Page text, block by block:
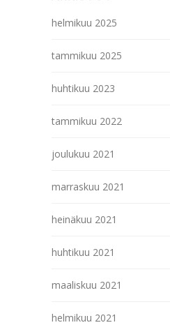
helmikuu 2025
tammikuu 2025
huhtikuu 2023
tammikuu 2022
joulukuu 2021
marraskuu 2021
heinäkuu 2021
huhtikuu 2021
maaliskuu 2021
helmikuu 2021